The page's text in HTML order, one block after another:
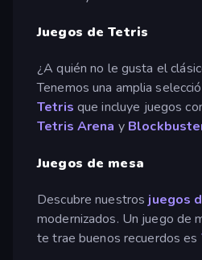
Juegos de Tetris
¿A quién no le gusta el
Tenemos una amplia
Tetris que incluye juegos
Tetris Arena y
Juegos de mesa
Descubre nuestros juegos
modernizados. Un juego de
te trae buenos recuerdos es